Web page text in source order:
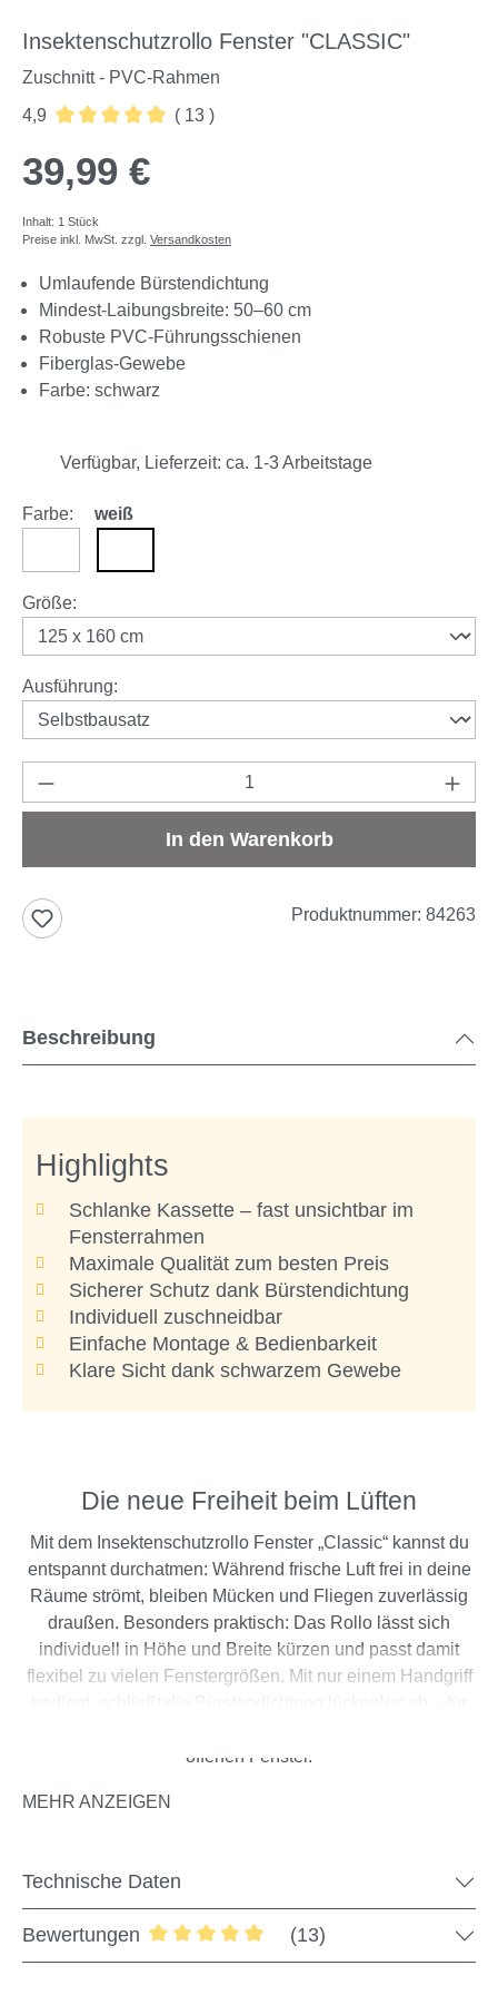
Insektenschutzrollo Fenster "CLASSIC"
Zuschnitt - PVC-Rahmen
4,9
( 13 )
39,99 €
Inhalt: 1 Stück
Preise inkl. MwSt. zzgl. Versandkosten
Umlaufende Bürstendichtung
Mindest-Laibungsbreite: 50–60 cm
Robuste PVC-Führungsschienen
Fiberglas-Gewebe
Farbe: schwarz
Verfügbar, Lieferzeit: ca. 1-3 Arbeitstage
Farbe: weiß
Größeauswählen
:
Ausführungauswählen
:
Produkt Anzahl: Gib den gewünschten
In den Warenkorb
Produktnummer: 84263
Beschreibung
Highlights
Schlanke Kassette – fast unsichtbar im
Fensterrahmen
Maximale Qualität zum besten Preis
Sicherer Schutz dank Bürstendichtung
Individuell zuschneidbar
Einfache Montage & Bedienbarkeit
Klare Sicht dank schwarzem Gewebe
Die neue Freiheit beim Lüften
Mit dem Insektenschutzrollo Fenster „Classic“ kannst du
entspannt durchatmen: Während frische Luft frei in deine
Räume strömt, bleiben Mücken und Fliegen zuverlässig
draußen. Besonders praktisch: Das Rollo lässt sich
individuell in Höhe und Breite kürzen und passt damit
flexibel zu vielen Fenstergrößen. Mit nur einem Handgriff
offenen Fenster.
Information
Für die Montage wird eine Laibungstiefe von
Auflagefläche von 4,5 cm benötigt. Die
Mindestbreite beträgt je nach Modell 50–60 cm.
MEHR ANZEIGEN
Technische Daten
Bewertungen
Durchschnittliche Bewertung von 4.92
(13)